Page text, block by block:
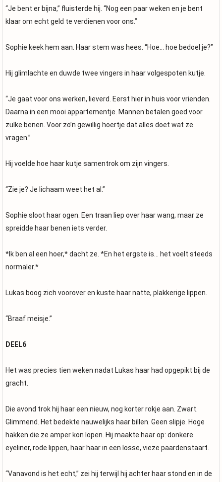
“Je bent er bijna,” fluisterde hij. “Nog een paar weken en je bent
klaar om echt geld te verdienen voor ons.”
Sophie keek hem aan. Haar stem was hees. “Hoe… hoe bedoel je?”
Hij glimlachte en duwde twee vingers in haar volgespoten kutje.
“Je gaat voor ons werken, lieverd. Eerst hier in huis voor vrienden.
Daarna in een mooi appartementje. Mannen betalen goed voor
zulke benen. Voor zo’n gewillig hoertje dat alles doet wat ze
vragen.”
Hij voelde hoe haar kutje samentrok om zijn vingers.
“Zie je? Je lichaam weet het al.”
Sophie sloot haar ogen. Een traan liep over haar wang, maar ze
spreidde haar benen iets verder.
*Ik ben al een hoer,* dacht ze. *En het ergste is… het voelt steeds
normaler.*
Lukas boog zich voorover en kuste haar natte, plakkerige lippen.
“Braaf meisje.”
DEEL6
Het was precies tien weken nadat Lukas haar had opgepikt bij de
gracht.
Die avond trok hij haar een nieuw, nog korter rokje aan. Zwart.
Glimmend. Het bedekte nauwelijks haar billen. Geen slipje. Hoge
hakken die ze amper kon lopen. Hij maakte haar op: donkere
eyeliner, rode lippen, haar haar in een losse, vieze paardenstaart.
“Vanavond is het echt,” zei hij terwijl hij achter haar stond en in de